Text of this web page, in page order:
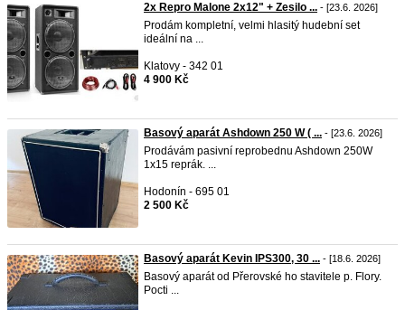
2x Repro Malone 2x12" + Zesilo ... - [23.6. 2026]
Prodám kompletní, velmi hlasitý hudební set
ideální na ...
Klatovy - 342 01
4 900 Kč
Basový aparát Ashdown 250 W ( ... - [23.6. 2026]
Prodávám pasivní reprobednu Ashdown 250W
1x15 reprák. ...
Hodonín - 695 01
2 500 Kč
Basový aparát Kevin IPS300, 30 ... - [18.6. 2026]
Basový aparát od Přerovské ho stavitele p. Flory.
Pocti ...